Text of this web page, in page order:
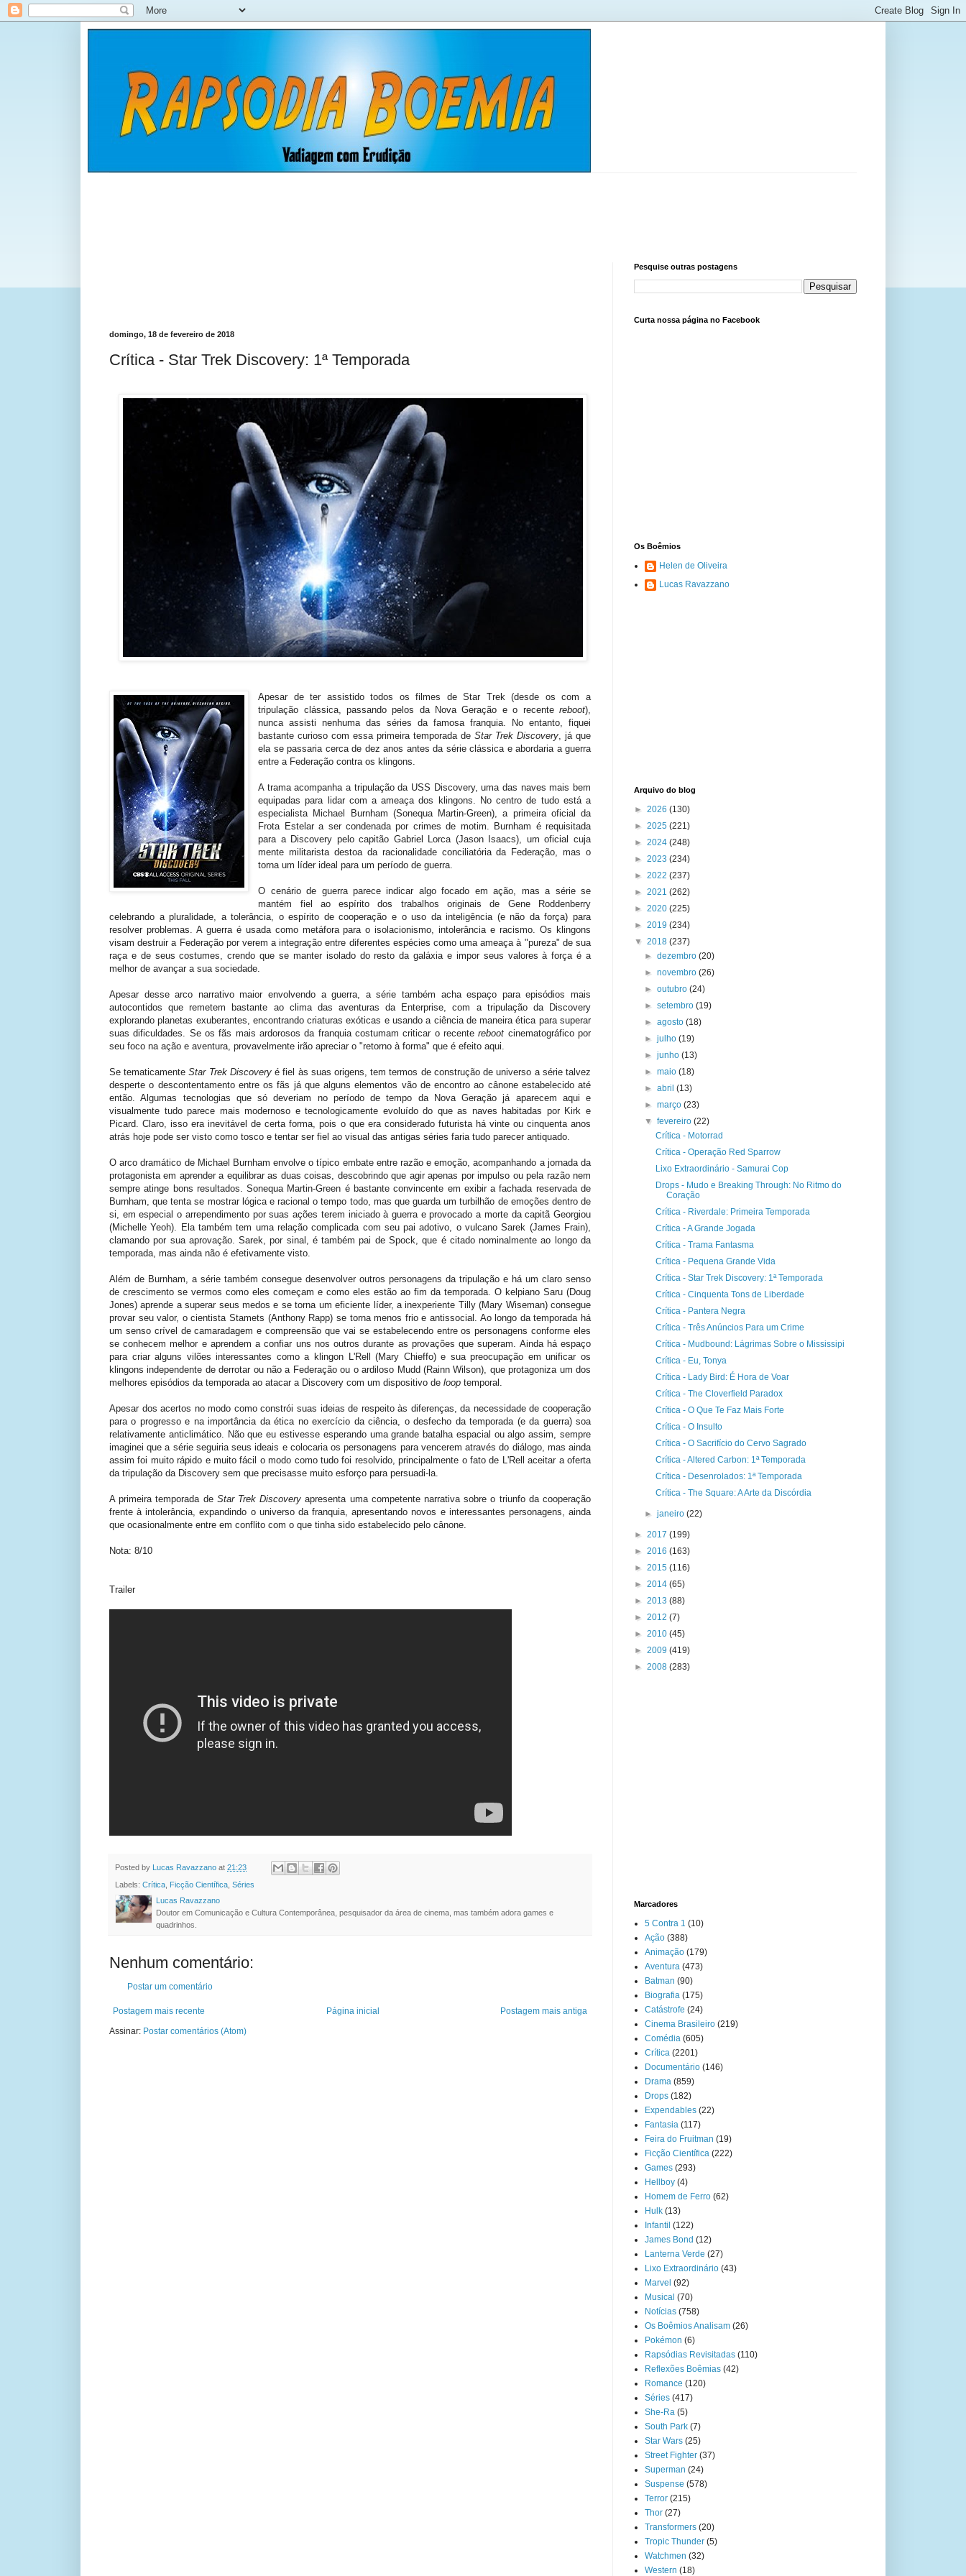
domingo, 18 de fevereiro de 2018
Crítica - Star Trek Discovery: 1ª Temporada
Apesar de ter assistido todos os filmes de Star Trek (desde os com a
tripulação clássica, passando pelos da Nova Geração e o recente reboot),
nunca assisti nenhuma das séries da famosa franquia. No entanto, fiquei
bastante curioso com essa primeira temporada deStar Trek Discovery , já que
ela se passaria cerca de dez anos antes da série clássica e abordaria a guerra
entre a Federação contra os klingons.
A trama acompanha a tripulação da USS Discovery, uma das naves mais bem
equipadas para lidar com a ameaça dos klingons. No centro de tudo está a
especialista Michael Burnham (Sonequa Martin-Green), a primeira oficial da
Frota Estelar a ser condenada por crimes de motim. Burnham é requisitada
para a Discovery pelo capitão Gabriel Lorca (Jason Isaacs), um oficial cuja
mente militarista destoa da racionalidade conciliatória da Federação, mas o
torna um líder ideal para um período de guerra.
O cenário de guerra parece indicar algo focado em ação, mas a série se
mantém fiel ao espírito dos trabalhos originais de Gene Roddenberry
celebrando a pluralidade, a tolerância, o espírito de cooperação e o uso da inteligência (e não da força) para
resolver problemas. A guerra é usada como metáfora para o isolacionismo, intolerância e racismo. Os klingons
visam destruir a Federação por verem a integração entre diferentes espécies como uma ameaça à "pureza" de sua
raça e de seus costumes, crendo que se manter isolado do resto da galáxia e impor seus valores à força é a
melhor de avançar a sua sociedade.
Apesar desse arco narrativo maior envolvendo a guerra, a série também acha espaço para episódios mais
autocontidos que remetem bastante ao clima das aventuras da Enterprise, com a tripulação da Discovery
explorando planetas exuberantes, encontrando criaturas exóticas e usando a ciência de maneira ética para superar
suas dificuldades. Se os fãs mais ardorosos da franquia costumam criticar o recentereboot cinematográfico por
seu foco na ação e aventura, provavelmente irão apreciar o "retorno à forma" que é efeito aqui.
Se tematicamenteStar Trek Discoveryé fiel às suas origens, tem termos de construção de universo a série talvez
desperte o descontentamento entre os fãs já que alguns elementos vão de encontro ao cânone estabelecido até
então. Algumas tecnologias que só deveriam no período de tempo da Nova Geração já aparecem aqui e
visualmente tudo parece mais modernoso e tecnologicamente evoluído do que as naves habitadas por Kirk e
Picard. Claro, isso era inevitável de certa forma, pois o que era considerado futurista há vinte ou cinquenta anos
atrás hoje pode ser visto como tosco e tentar ser fiel ao visual das antigas séries faria tudo parecer antiquado.
O arco dramático de Michael Burnham envolve o típico embate entre razão e emoção, acompanhando a jornada da
protagonista em aprender a equilibrar as duas coisas, descobrindo que agir apenas por impulso ou pela razão nem
sempre atinge bons resultados. Sonequa Martin-Green é bastante convincente em exibir a fachada reservada de
Burnham, que tenta se mostrar lógica e racional o tempo todo, mas que guarda um turbilhão de emoções dentro de
si, em especial o arrependimento por suas ações terem iniciado à guerra e provocado a morte da capitã Georgiou
(Michelle Yeoh). Ela também tem uma relação complicada com seu pai adotivo, o vulcano Sarek (James Frain),
clamando por sua aprovação. Sarek, por sinal, é também pai de Spock, que é citado nominalmente ao longo da
temporada, mas ainda não é efetivamente visto.
Além de Burnham, a série também consegue desenvolver outros personagens da tripulação e há um claro senso
de crescimento se vermos como eles começam e como eles estão ao fim da temporada. O kelpiano Saru (Doug
Jones) aprende a superar seus medos e se torna um eficiente líder, a inexperiente Tilly (Mary Wiseman) consegue
provar seu valor, o cientista Stamets (Anthony Rapp) se torna menos frio e antissocial. Ao longo da temporada há
um senso crível de camaradagem e compreensão que vai se estabelecendo entre os personagens conforme eles
se conhecem melhor e aprendem a confiar uns nos outros durante as provações que superam. Ainda há espaço
para criar alguns vilões interessantes como a klingon L'Rell (Mary Chieffo) e sua preocupação em unificar os
klingons independente de derrotar ou não a Federação ou o ardiloso Mudd (Rainn Wilson), que protagoniza um dos
melhores episódios da temporada ao atacar a Discovery com um dispositivo de loop temporal.
Apesar dos acertos no modo como constrói suas ideias de respeito às diferenças, da necessidade de cooperação
para o progresso e na importância da ética no exercício da ciência, o desfecho da temporada (e da guerra) soa
relativamente anticlimático. Não que eu estivesse esperando uma grande batalha espacial ou algo assim, sempre
imaginei que a série seguiria seus ideais e colocaria os personagens para vencerem através do diálogo, mas ainda
assim foi muito rápido e muito fácil o modo como tudo foi resolvido, principalmente o fato de L'Rell aceitar a oferta
da tripulação da Discovery sem que precisasse muito esforço para persuadi-la.
A primeira temporada de Star Trek Discovery apresenta uma competente narrativa sobre o triunfo da cooperação
frente à intolerância, expandindo o universo da franquia, apresentando novos e interessantes personagens, ainda
que ocasionalmente entre em conflito com o que tinha sido estabelecido pelo cânone.
Nota: 8/10
Trailer
Posted by Lucas Ravazzano at 21:23
Labels: Crítica Ficção Científica Séries
Lucas Ravazzano
Doutor em Comunicação e Cultura Contemporânea, pesquisador da área de cinema, mas também adora games e
quadrinhos.
Nenhum comentário:
Postar um comentário
Postagem mais recente Postagem mais antiga
Página inicial
Assinar: Postar comentários (Atom)
Pesquise outras postagens
Curta nossa página no Facebook
Os Boêmios
Helen de Oliveira
Lucas Ravazzano
Arquivo do blog
► 2026 (130)
► 2025 (221)
► 2024 (248)
► 2023 (234)
► 2022 (237)
► 2021 (262)
► 2020 (225)
► 2019 (234)
▼ 2018 (237)
►dezembro(20)
►novembro(26)
►outubro(24)
►setembro(19)
►agosto(18)
►julho(19)
►junho(13)
►maio(18)
►abril(13)
►março(23)
▼fevereiro(22)
Crítica - Motorrad
Crítica - Operação Red Sparrow
Lixo Extraordinário - Samurai Cop
Drops - Mudo e Breaking Through: No Ritmo do
Coração
Crítica - Riverdale: Primeira Temporada
Crítica - A Grande Jogada
Crítica - Trama Fantasma
Crítica - Pequena Grande Vida
Crítica - Star Trek Discovery: 1ª Temporada
Crítica - Cinquenta Tons de Liberdade
Crítica - Pantera Negra
Crítica - Três Anúncios Para um Crime
Crítica - Mudbound: Lágrimas Sobre o Mississipi
Crítica - Eu, Tonya
Crítica - Lady Bird: É Hora de Voar
Crítica - The Cloverfield Paradox
Crítica - O Que Te Faz Mais Forte
Crítica - O Insulto
Crítica - O Sacrifício do Cervo Sagrado
Crítica - Altered Carbon: 1ª Temporada
Crítica - Desenrolados: 1ª Temporada
Crítica - The Square: A Arte da Discórdia
►janeiro(22)
► 2017 (199)
► 2016 (163)
► 2015 (116)
► 2014 (65)
► 2013 (88)
► 2012 (7)
► 2010 (45)
► 2009 (419)
► 2008 (283)
Marcadores
5 Contra 1 (10)
Ação (388)
Animação (179)
Aventura (473)
Batman (90)
Biografia (175)
Catástrofe (24)
Cinema Brasileiro (219)
Comédia (605)
Crítica (2201)
Documentário (146)
Drama (859)
Drops (182)
Expendables (22)
Fantasia (117)
Feira do Fruitman (19)
Ficção Científica (222)
Games (293)
Hellboy (4)
Homem de Ferro (62)
Hulk (13)
Infantil (122)
James Bond (12)
Lanterna Verde (27)
Lixo Extraordinário (43)
Marvel (92)
Musical (70)
Notícias (758)
Os Boêmios Analisam (26)
Pokémon (6)
Rapsódias Revisitadas (110)
Reflexões Boêmias (42)
Romance (120)
Séries (417)
She-Ra (5)
South Park (7)
Star Wars (25)
Street Fighter (37)
Superman (24)
Suspense (578)
Terror (215)
Thor (27)
Transformers (20)
Tropic Thunder (5)
Watchmen (32)
Western (18)